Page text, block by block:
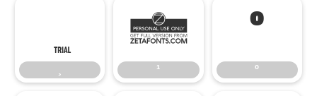
¸ ¹
¹
º
º